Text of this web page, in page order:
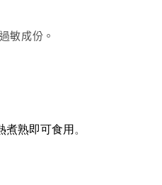
敏成份。
煮熟即可食用 。